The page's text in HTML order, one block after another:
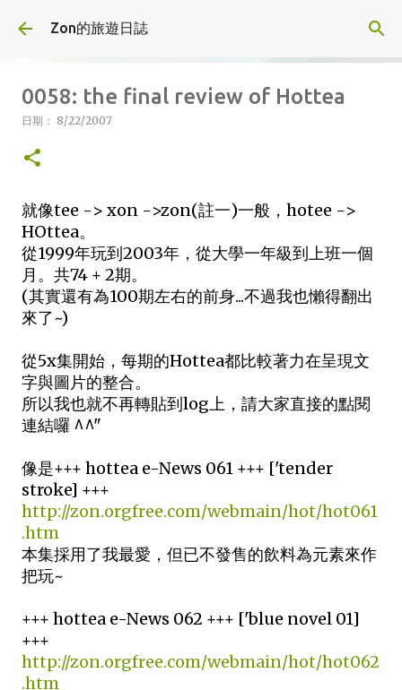
Zon的旅遊日誌
0058: the final review of Hottea
日期： 8/22/2007
就像tee -> xon ->zon(註一)一般，hotee ->
HOttea。
從1999年玩到2003年，從大學一年級到上班一個
月。共74 + 2期。
(其實還有為100期左右的前身...不過我也懶得翻出
來了~)
從5x集開始，每期的Hottea都比較著力在呈現文
字與圖片的整合。
所以我也就不再轉貼到log上，請大家直接的點閱
連結囉 ^^"
像是+++ hottea e-News 061 +++ ['tender
stroke] +++
http://zon.orgfree.com/webmain/hot/hot061
.htm
本集採用了我最愛，但已不發售的飲料為元素來作
把玩~
+++ hottea e-News 062 +++ ['blue novel 01]
+++
http://zon.orgfree.com/webmain/hot/hot062
.htm